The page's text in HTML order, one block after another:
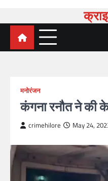
मनोरंजन
कंगना रनौत ने की
crimehilore May 24,